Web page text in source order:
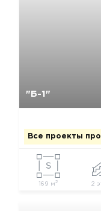
"Б-1"
Все проекты
169 м2 2